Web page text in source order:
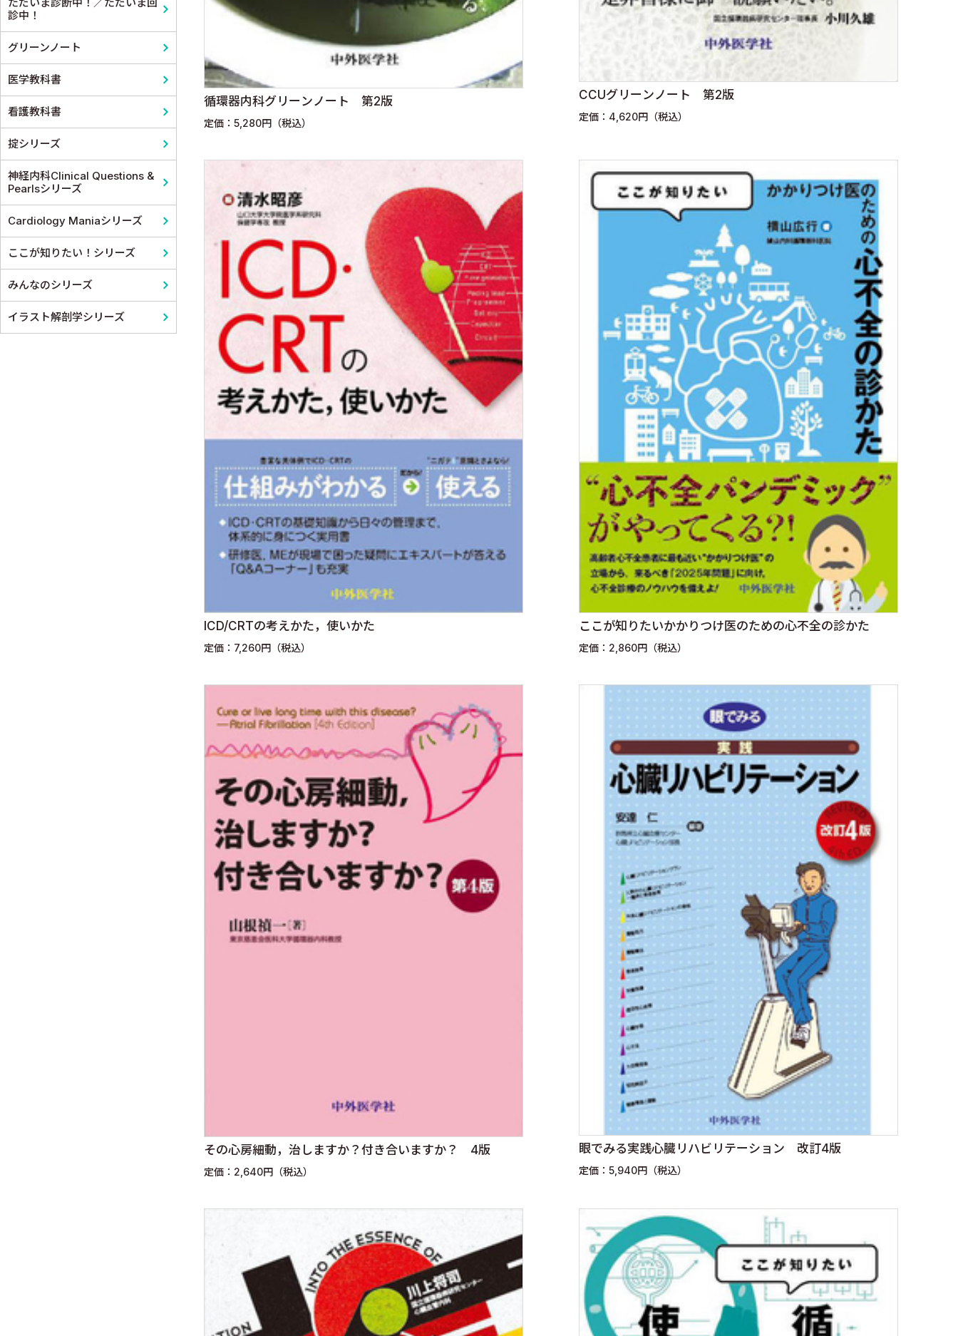
診中！
グリーンノート
医学教科書
看護教科書
掟シリーズ
神経内科Clinical Questions &
Pearlsシリーズ
Cardiology Maniaシリーズ
ここが知りたい！シリーズ
みんなのシリーズ
イラスト解剖学シリーズ
循環器内科グリーンノート 第2版
定価：5,280円（税込）
CCUグリーンノート 第2版
定価：4,620円（税込）
ICD/CRTの考えかた，使いかた
定価：7,260円（税込）
ここが知りたいかかりつけ医のための心不全の診かた
定価：2,860円（税込）
その心房細動，治しますか？付き合いますか？ 4版
定価：2,640円（税込）
眼でみる実践心臓リハビリテーション 改訂4版
定価：5,940円（税込）